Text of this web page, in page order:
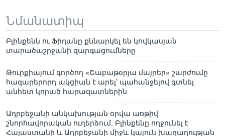
Նմանատիպ
Բլինքենն ու Ֆիդանը քննարկել են կովկասյան
տարածաշրջանի զարգացումները
Թուրքիայում գործող «Շաբաթօրյա մայրեր» շարժումը
հազարերորդ ակցիան է արել՝ պահանջելով գտնել
անհետ կորած հարազատներին
Ադրբեջանի անկախության օրվա առթիվ
շնորհավորական ուղերձում, Բլինքենը ողջունել է
Հայաստանի և Ադրբեջանի միջև կայուն խաղաղության